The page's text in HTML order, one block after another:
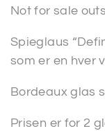
Not for sale
Spieglaus
som er en hver
Bordeaux glas
Prisen er for 2